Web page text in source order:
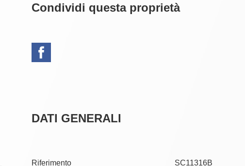
Condividi questa proprietà
DATI GENERALI
Riferimento SC11316B